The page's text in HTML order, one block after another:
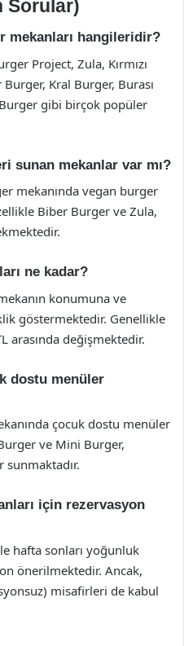
Sorular)
mekanları hangileridir?
Project, Zula, Kırmızı
Kral Burger, Burası
gibi birçok popüler
sunan mekanlar var mı?
mekanında vegan burger
Biber Burger ve Zula,
ne kadar?
konumuna ve
göstermektedir. Genellikle
arasında değişmektedir.
dostu menüler
çocuk dostu menüler
ve Mini Burger,
için rezervasyon
hafta sonları yoğunluk
önerilmektedir. Ancak,
misafirleri de kabul